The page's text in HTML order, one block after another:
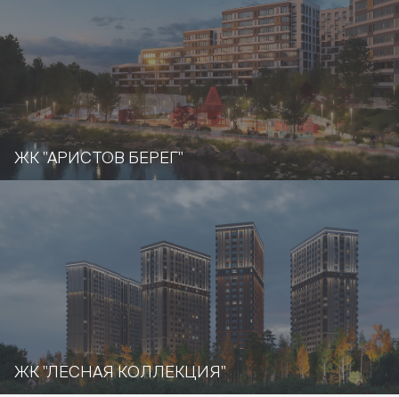
ЖК "АРИСТОВ БЕРЕГ"
ЖК "ЛЕСНАЯ КОЛЛЕКЦИЯ"